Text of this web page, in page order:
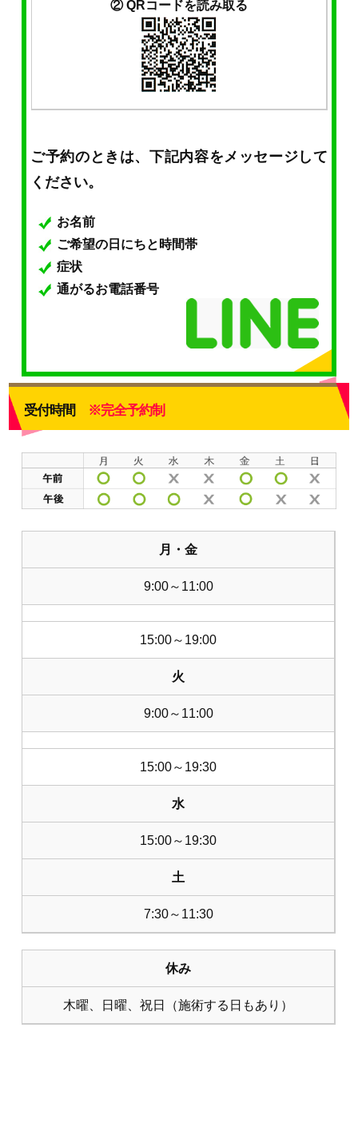
② QRコードを読み取る
ご予約のときは、下記内容をメッセージして
ください。
お名前
ご希望の日にちと時間帯
症状
通がるお電話番号
受付時間 ※完全予約制
月・金
9:00～11:00
15:00～19:00
火
9:00～11:00
15:00～19:30
水
15:00～19:30
土
7:30～11:30
休み
木曜、日曜、祝日（施術する日もあり）